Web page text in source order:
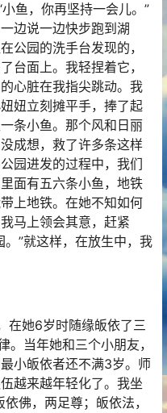
鱼，你再坚持一会儿。”
边说一边快步跑到湖
公园的洗手台发现的，
台面上。我轻捏着它，
心脏在我指尖跳动。我
妞立刻摊平手，捧了起
条小鱼。那个风和日丽
成想，救了许多条这样
园进发的过程中，我们
面有五六条小鱼，地铁
上地铁。在她不知如何
马上领会其意，赶紧
”就这样，在放生中，我
在她6岁时随缘皈依了三
。当年她和三个小朋友，
小皈依者还不满3岁。师
越来越年轻化了。我坐
佛，两足尊；皈依法，